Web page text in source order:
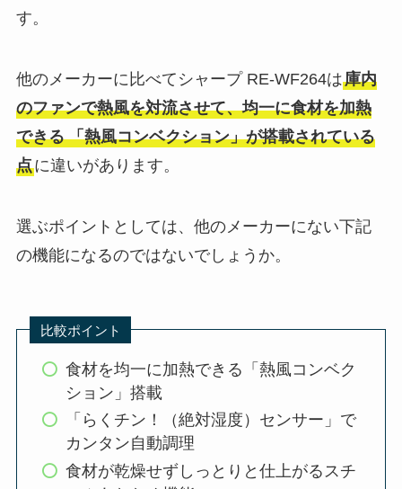
す。
他のメーカーに比べてシャープ RE-WF264は庫内
のファンで熱風を対流させて、均一に食材を加熱
できる 「熱風コンベクション」が搭載されている
点に違いがあります。
選ぶポイントとしては、他のメーカーにない下記
の機能になるのではないでしょうか。
比較ポイント
食材を均一に加熱できる「熱風コンベク
ション」搭載
「らくチン！（絶対湿度）センサー」で
カンタン自動調理
食材が乾燥せずしっとりと仕上がるスチ